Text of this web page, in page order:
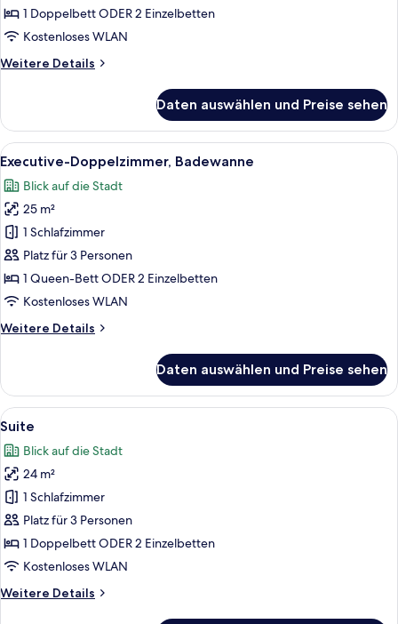
1 Doppelbett ODER 2 Einzelbetten
Kostenloses WLAN
Weitere Details
Weitere
Doppelzimmer
Daten auswählen und Preise sehen
Alle
Fotos
für
Executive-
Doppelzimmer,
Badewanne
anzeigen
Ein Hotelzimmer mit einem großen
6
Executive-Doppelzimmer, Badewanne
Blick auf die Stadt
25 m²
1 Schlafzimmer
Platz für 3 Personen
1 Queen-Bett ODER 2 Einzelbetten
Kostenloses WLAN
Weitere Details
Weitere
Doppelzimmer,
Badewanne
Daten auswählen und Preise sehen
Alle
Fotos
für
Suite
anzeigen
Ein modernes Hotelzimmer mit
8
Suite
Blick auf die Stadt
24 m²
1 Schlafzimmer
Platz für 3 Personen
1 Doppelbett ODER 2 Einzelbetten
Kostenloses WLAN
Weitere Details
Weitere